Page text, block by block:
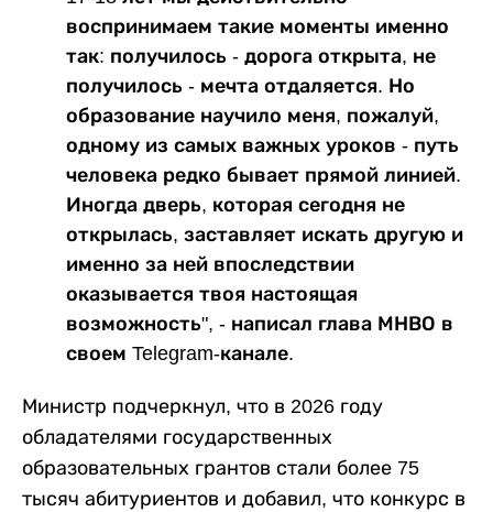
воспринимаем такие моменты именно
так: получилось - дорога открыта, не
получилось - мечта отдаляется. Но
образование научило меня, пожалуй,
одному из самых важных уроков - путь
человека редко бывает прямой линией.
Иногда дверь, которая сегодня не
открылась, заставляет искать другую и
именно за ней впоследствии
оказывается твоя настоящая
возможность", - написал глава МНВО в
своем Telegram-канале.
Министр подчеркнул, что в 2026 году
обладателями государственных
образовательных грантов стали более 75
тысяч абитуриентов и добавил, что конкурс в